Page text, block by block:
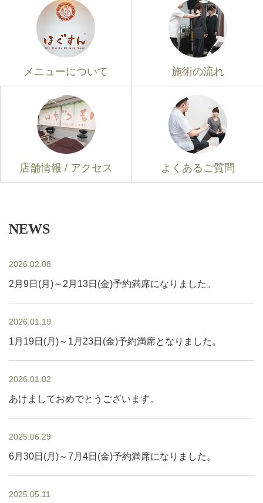
メニューについて 施術の流れ
店舗情報 / アクセス よくあるご質問
NEWS
2026.02.08
2月9日(月)～2月13日(金)予約満席になりました。
2026.01.19
1月19日(月)～1月23日(金)予約満席となりました。
2026.01.02
あけましておめでとうございます。
2025.06.29
6月30日(月)～7月4日(金)予約満席になりました。
2025.05.11